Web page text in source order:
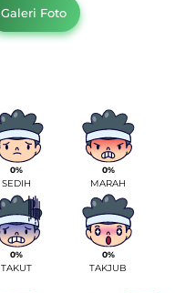
Galeri Foto
0%
SEDIH
0%
MARAH
0%
TAKUT
0%
TAKJUB